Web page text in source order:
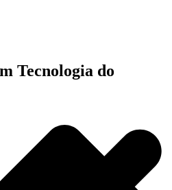
Tecnologia do